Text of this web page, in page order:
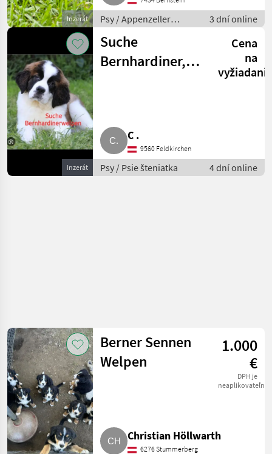
Inzerát
Psy / Appenzeller
Sennenhund
3 dní online
Inzerát
Suche
Bernhardiner,
Cena
na
C .
9560 Feldkirchen
Psy / Psie šteniatka 4 dní online
Berner Sennen
Welpen
1.000
€
DPH je
neaplikovateľné
Christian Höllwarth
6276 Stummerberg